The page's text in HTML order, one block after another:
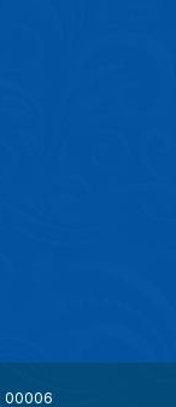
00006